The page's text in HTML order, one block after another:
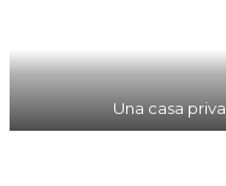
Una casa